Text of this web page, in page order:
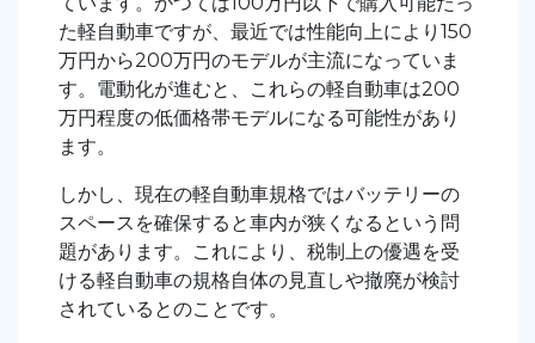
た軽自動車ですが、最近では性能向上により150
万円から200万円のモデルが主流になっていま
す。電動化が進むと、これらの軽自動車は200
万円程度の低価格帯モデルになる可能性があり
ます。
しかし、現在の軽自動車規格ではバッテリーの
スペースを確保すると車内が狭くなるという問
題があります。これにより、税制上の優遇を受
ける軽自動車の規格自体の見直しや撤廃が検討
されているとのことです。